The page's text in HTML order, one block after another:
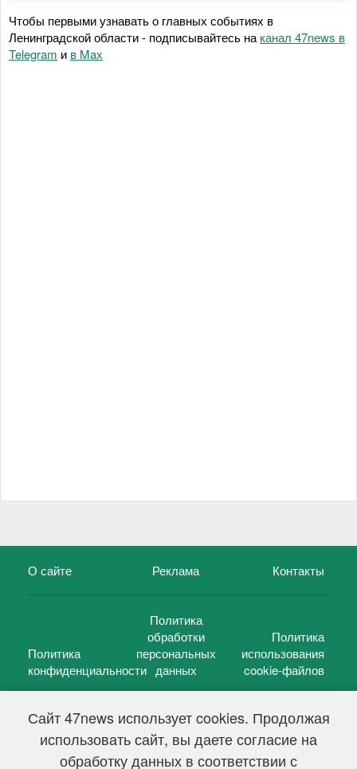
Сайт 47news использует cookies. Продолжая
использовать сайт, вы даете согласие на
обработку данных в соответствии с
Чтобы первыми узнавать о главных событиях в
Ленинградской области - подписывайтесь на канал 47news в
Telegram и в Maх
О сайте Реклама Контакты
Политика
конфиденциальности
Политика
обработки
персональных
данных
Политика
использования
cookie-файлов
47 новостей (47 news)2005 — 2026 г.
Свидетельство о регистрации СМИ Эл № ФС 77-39848, выдано